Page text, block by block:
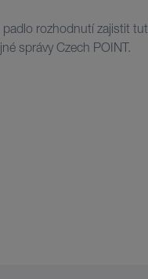
správy Czech POINT.